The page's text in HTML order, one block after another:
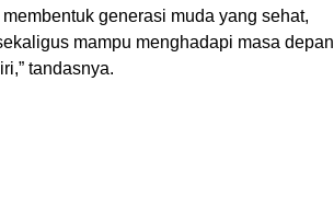
generasi muda yang sehat,
mampu menghadapi masa depan
tandasnya.